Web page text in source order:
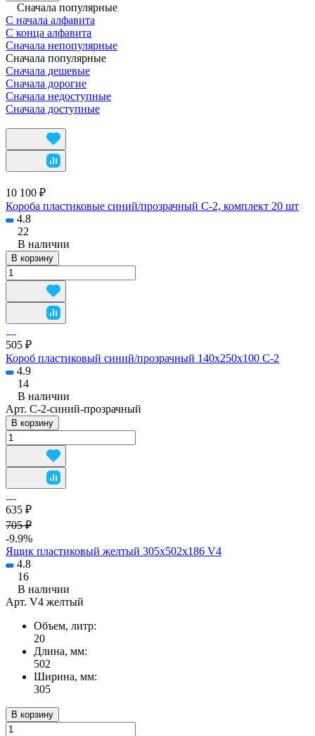
Сначала популярные
С начала алфавита
С конца алфавита
Сначала непопулярные
Сначала популярные
Сначала дешевые
Сначала дорогие
Сначала недоступные
Сначала доступные
10 100 ₽
Короба пластиковые синий/прозрачный С-2, комплект 20 шт
4.8
22
В наличии
В корзину
505 ₽
Короб пластиковый синий/прозрачный 140x250x100 С-2
4.9
14
В наличии
Арт. С-2-синий-прозрачный
В корзину
635 ₽
705 ₽
-9.9%
Ящик пластиковый желтый 305х502х186 V4
4.8
16
В наличии
Арт. V4 желтый
Объем, литр:
20
Длина, мм:
502
Ширина, мм:
305
В корзину